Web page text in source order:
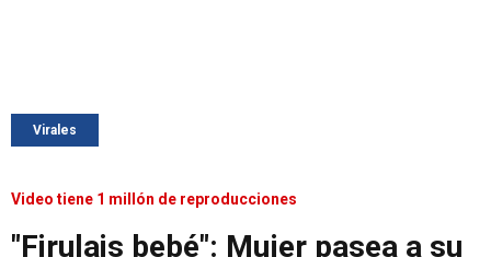
Virales
Video tiene 1 millón de reproducciones
"Firulais bebé": Mujer pasea a su